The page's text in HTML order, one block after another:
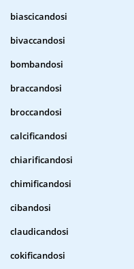
biascicandosi
bivaccandosi
bombandosi
braccandosi
broccandosi
calcificandosi
chiarificandosi
chimificandosi
cibandosi
claudicandosi
cokificandosi